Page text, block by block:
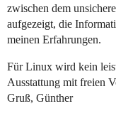
zwischen dem
aufgezeigt, die
meinen Erfahrungen.
Für Linux wird kein
Ausstattung mit freien
Gruß, Günther